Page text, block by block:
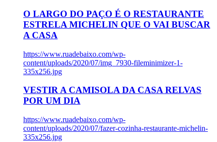
O LARGO DO PAÇO É O RESTAURANTE
ESTRELA MICHELIN QUE O VAI BUSCAR
A CASA
https://www.ruadebaixo.com/wp-
content/uploads/2020/07/img_7930-fileminimizer-1-
335x256.jpg
VESTIR A CAMISOLA DA CASA RELVAS
POR UM DIA
https://www.ruadebaixo.com/wp-
content/uploads/2020/07/fazer-cozinha-restaurante-michelin-
335x256.jpg